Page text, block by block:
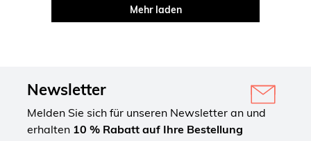
Mehr laden
Newsletter
Melden Sie sich für unseren Newsletter an und
erhalten 10 % Rabatt auf Ihre Bestellung